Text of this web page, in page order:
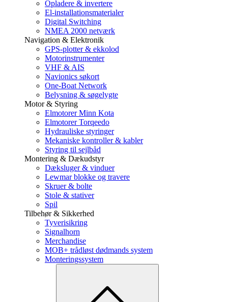
Opladere & invertere
El-installationsmaterialer
Digital Switching
NMEA 2000 netværk
Navigation & Elektronik
GPS-plotter & ekkolod
Motorinstrumenter
VHF & AIS
Navionics søkort
One-Boat Network
Belysning & søgelygte
Motor & Styring
Elmotorer Minn Kota
Elmotorer Torqeedo
Hydrauliske styringer
Mekaniske kontroller & kabler
Styring til sejlbåd
Montering & Dækudstyr
Dæksluger & vinduer
Lewmar blokke og travere
Skruer & bolte
Stole & stativer
Spil
Tilbehør & Sikkerhed
Tyverisikring
Signalhorn
Merchandise
MOB+ trådløst dødmands system
Monteringssystem